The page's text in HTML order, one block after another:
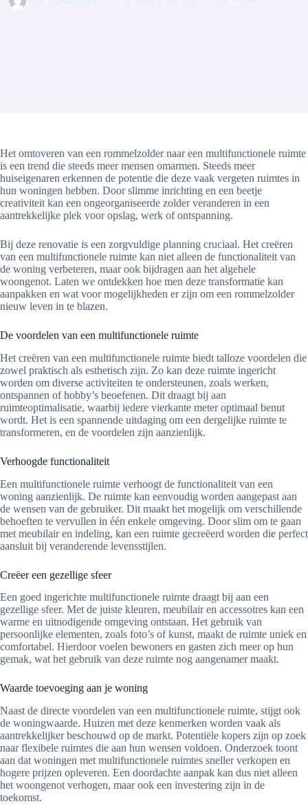
Het omtoveren van een rommelzolder naar een multifunctionele ruimte
is een trend die steeds meer mensen omarmen. Steeds meer
huiseigenaren erkennen de potentie die deze vaak vergeten ruimtes in
hun woningen hebben. Door slimme inrichting en een beetje
creativiteit kan een ongeorganiseerde zolder veranderen in een
aantrekkelijke plek voor opslag, werk of ontspanning.
Bij deze renovatie is een zorgvuldige planning cruciaal. Het creëren
van een multifunctionele ruimte kan niet alleen de functionaliteit van
de woning verbeteren, maar ook bijdragen aan het algehele
woongenot. Laten we ontdekken hoe men deze transformatie kan
aanpakken en wat voor mogelijkheden er zijn om een rommelzolder
nieuw leven in te blazen.
De voordelen van een multifunctionele ruimte
Het creëren van een multifunctionele ruimte biedt talloze voordelen die
zowel praktisch als esthetisch zijn. Zo kan deze ruimte ingericht
worden om diverse activiteiten te ondersteunen, zoals werken,
ontspannen of hobby’s beoefenen. Dit draagt bij aan
ruimteoptimalisatie, waarbij iedere vierkante meter optimaal benut
wordt. Het is een spannende uitdaging om een dergelijke ruimte te
transformeren, en de voordelen zijn aanzienlijk.
Verhoogde functionaliteit
Een multifunctionele ruimte verhoogt de functionaliteit van een
woning aanzienlijk. De ruimte kan eenvoudig worden aangepast aan
de wensen van de gebruiker. Dit maakt het mogelijk om verschillende
behoeften te vervullen in één enkele omgeving. Door slim om te gaan
met meubilair en indeling, kan een ruimte gecreëerd worden die perfect
aansluit bij veranderende levensstijlen.
Creëer een gezellige sfeer
Een goed ingerichte multifunctionele ruimte draagt bij aan een
gezellige sfeer. Met de juiste kleuren, meubilair en accessoires kan een
warme en uitnodigende omgeving ontstaan. Het gebruik van
persoonlijke elementen, zoals foto’s of kunst, maakt de ruimte uniek en
comfortabel. Hierdoor voelen bewoners en gasten zich meer op hun
gemak, wat het gebruik van deze ruimte nog aangenamer maakt.
Waarde toevoeging aan je woning
Naast de directe voordelen van een multifunctionele ruimte, stijgt ook
de woningwaarde. Huizen met deze kenmerken worden vaak als
aantrekkelijker beschouwd op de markt. Potentiële kopers zijn op zoek
naar flexibele ruimtes die aan hun wensen voldoen. Onderzoek toont
aan dat woningen met multifunctionele ruimtes sneller verkopen en
hogere prijzen opleveren. Een doordachte aanpak kan dus niet alleen
het woongenot verhogen, maar ook een investering zijn in de
toekomst.